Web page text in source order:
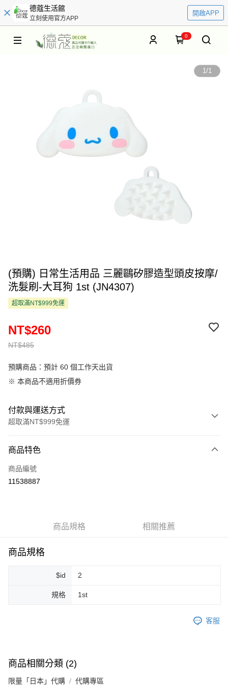
德蔻生活館
立刻使用官方APP
開啟APP
0
1/1
(預購) 日常生活用品 三麗鷗矽膠造型頭皮按摩/
洗髮刷-大耳狗 1st (JN4307)
超取滿NT$999免運
NT$485
NT$260
預購商品：預計 60 個工作天出貨
※ 本商品不適用折價券
付款與運送方式
超取滿NT$999免運
信用卡一次付款
超商取貨付款
悠遊付
全家純取貨 (先付款
每筆NT$80，滿NT$999(含以上)免運費
商品特色
商品編號
11538887
商品規格 相關推薦
商品規格
$id 2
規格 1st
客服
商品相關分類 (2)
限量「日本」代購 代購專區